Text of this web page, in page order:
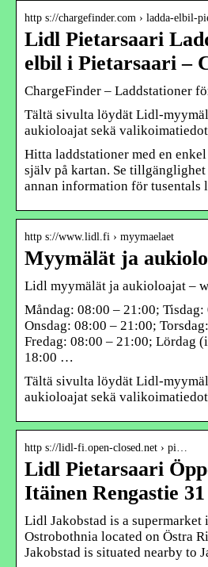
http s://chargefinder.com › ladda-elbil-
Lidl Pietarsaari
elbil i Pietarsaari –
ChargeFinder – Laddstationer
Tältä sivulta löydät Lidl-
aukioloajat sekä
Hitta laddstationer med en
själv på kartan. Se
annan information för tusentals
http s://www.lidl.fi › myymaelaet
Myymälät ja
Lidl myymälät ja aukioloajat –
Måndag: 08:00 – 21:00;
Onsdag: 08:00 – 21:00;
Fredag: 08:00 – 21:00; Lördag
18:00 …
Tältä sivulta löydät Lidl-
aukioloajat sekä
http s://lidl-fi.open-closed.net › pi…
Lidl Pietarsaari
Itäinen Rengastie 31
Lidl Jakobstad is a supermarket
Ostrobothnia located on Östra
Jakobstad is situated nearby to